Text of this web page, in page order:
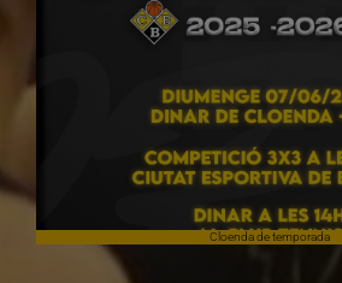
Cloenda de temporada